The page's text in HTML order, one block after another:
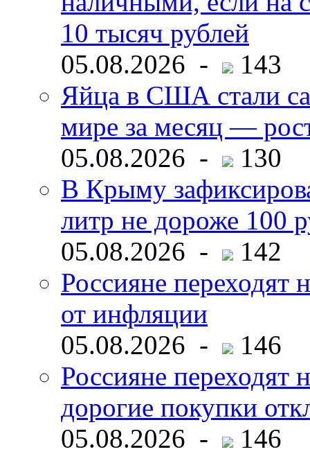
10 тысяч рублей
05.08.2026 -
143
Яйца в США стали
мире за месяц —
05.08.2026 -
130
В Крыму
литр не дороже 100
05.08.2026 -
142
Россияне переходят
от инфляции
05.08.2026 -
146
Россияне
дорогие покупки
05.08.2026 -
146